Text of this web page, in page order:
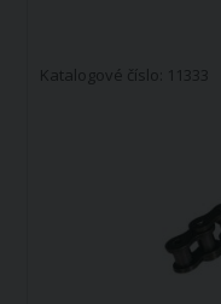
Katalogové číslo: 11333